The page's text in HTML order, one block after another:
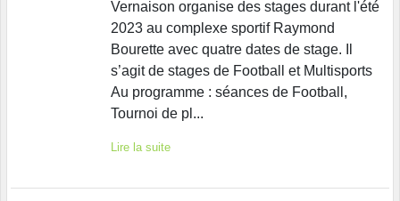
Vernaison organise des stages durant l'été
2023 au complexe sportif Raymond
Bourette avec quatre dates de stage. Il
s’agit de stages de Football et Multisports
Au programme : séances de Football,
Tournoi de pl...
Lire la suite